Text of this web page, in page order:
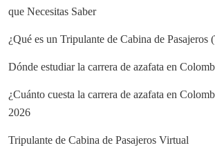
que Necesitas Saber
¿Qué es un Tripulante de Cabina de Pasajeros
Dónde estudiar la carrera de azafata en
¿Cuánto cuesta la carrera de azafata en
2026
Tripulante de Cabina de Pasajeros Virtual